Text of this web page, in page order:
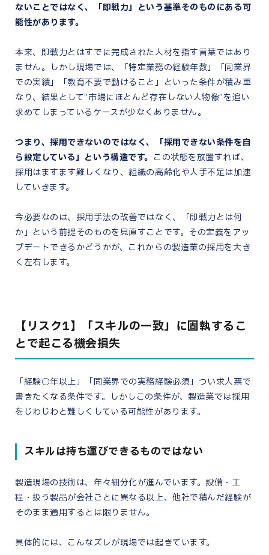
ないことではなく、「即戦力」という基準そのものにある可
能性があります。
本来、即戦力とはすでに完成された人材を指す言葉ではあり
ません。しかし現場では、「特定業務の経験年数」「同業界
での実績」「教育不要で動けること」といった条件が積み重
なり、結果として“市場にほとんど存在しない人物像”を追い
求めてしまっているケースが少なくありません。
つまり、採用できないのではなく、「採用できない条件を自
ら設定している」という構造です。 この状態を放置すれば、
採用はますます難しくなり、組織の高齢化や人手不足は加速
していきます。
今必要なのは、採用手法の改善ではなく、「即戦力とは何
か」という前提そのものを見直すことです。その定義をアッ
プデートできるかどうかが、これからの製造業の採用を大き
く左右します。
【リスク1】「スキルの一致」に固執するこ
とで起こる機会損失
「経験○年以上」「同業界での実務経験必須」つい求人票で
書きたくなる条件です。しかしこの条件が、製造業では採用
をじわじわと難しくしている可能性があります。
スキルは持ち運びできるものではない
製造現場の技術は、年々細分化が進んでいます。設備・工
程・扱う製品が会社ごとに異なる以上、他社で積んだ経験が
そのまま通用するとは限りません。
具体的には、こんなズレが現場では起きています。